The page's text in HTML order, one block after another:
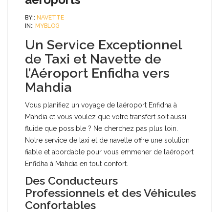
BY:: NAVETTE
IN:: MYBLOG
Un Service Exceptionnel
de Taxi et Navette de
l’Aéroport Enfidha vers
Mahdia
Vous planifiez un voyage de l’aéroport Enfidha à
Mahdia et vous voulez que votre transfert soit aussi
fluide que possible ? Ne cherchez pas plus loin.
Notre service de taxi et de navette offre une solution
fiable et abordable pour vous emmener de l’aéroport
Enfidha à Mahdia en tout confort.
Des Conducteurs
Professionnels et des Véhicules
Confortables